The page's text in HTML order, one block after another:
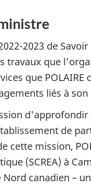
2023 de
travaux que
que
liés à
de
cette mission,
(SCREA) à
canadien –